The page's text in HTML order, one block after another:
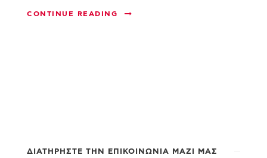
CONTINUE READING
ΔΙΑΤΗΡΉΣΤΕ ΤΗΝ ΕΠΙΚΟΙΝΩΝΊΑ ΜΑΖΊ ΜΑΣ